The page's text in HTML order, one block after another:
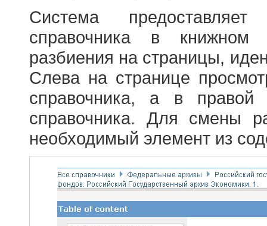
Система
справочника в
разбиения на страницы,
Слева на странице
справочника, а в правой
справочника. Для смены
необходимый элемент из